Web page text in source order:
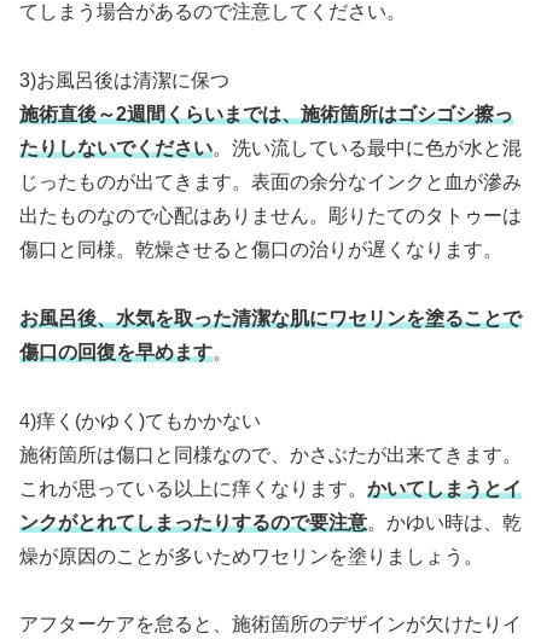
てしまう場合があるので注意してください。
3)お風呂後は清潔に保つ
施術直後～2週間くらいまでは、施術箇所はゴシゴシ擦っ
たりしないでください。洗い流している最中に色が水と混
じったものが出てきます。表面の余分なインクと血が滲み
出たものなので心配はありません。彫りたてのタトゥーは
傷口と同様。乾燥させると傷口の治りが遅くなります。
お風呂後、水気を取った清潔な肌にワセリンを塗ることで
傷口の回復を早めます。
4)痒く(かゆく)てもかかない
施術箇所は傷口と同様なので、かさぶたが出来てきます。
これが思っている以上に痒くなります。 かいてしまうとイ
ンクがとれてしまったりするので要注意。かゆい時は、乾
燥が原因のことが多いためワセリンを塗りましょう。
アフターケアを怠ると、施術箇所のデザインが欠けたりイ